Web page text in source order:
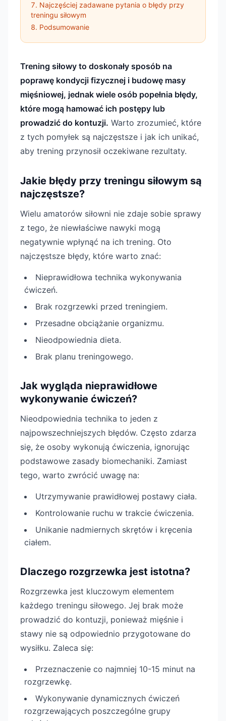
Najczęściej zadawane pytania o błędy przy
treningu siłowym
Podsumowanie
Trening siłowy to doskonały sposób na
poprawę kondycji fizycznej i budowę masy
mięśniowej, jednak wiele osób popełnia błędy,
które mogą hamować ich postępy lub
prowadzić do kontuzji. Warto zrozumieć, które
z tych pomyłek są najczęstsze i jak ich unikać,
aby trening przynosił oczekiwane rezultaty.
Jakie błędy przy treningu siłowym są
najczęstsze?
Wielu amatorów siłowni nie zdaje sobie sprawy
z tego, że niewłaściwe nawyki mogą
negatywnie wpłynąć na ich trening. Oto
najczęstsze błędy, które warto znać:
Nieprawidłowa technika wykonywania
ćwiczeń.
Brak rozgrzewki przed treningiem.
Przesadne obciążanie organizmu.
Nieodpowiednia dieta.
Brak planu treningowego.
Jak wygląda nieprawidłowe
wykonywanie ćwiczeń?
Nieodpowiednia technika to jeden z
najpowszechniejszych błędów. Często zdarza
się, że osoby wykonują ćwiczenia, ignorując
podstawowe zasady biomechaniki. Zamiast
tego, warto zwrócić uwagę na:
Utrzymywanie prawidłowej postawy ciała.
Kontrolowanie ruchu w trakcie ćwiczenia.
Unikanie nadmiernych skrętów i kręcenia
ciałem.
Dlaczego rozgrzewka jest istotna?
Rozgrzewka jest kluczowym elementem
każdego treningu siłowego. Jej brak może
prowadzić do kontuzji, ponieważ mięśnie i
stawy nie są odpowiednio przygotowane do
wysiłku. Zaleca się:
Przeznaczenie co najmniej 10-15 minut na
rozgrzewkę.
Wykonywanie dynamicznych ćwiczeń
rozgrzewających poszczególne grupy